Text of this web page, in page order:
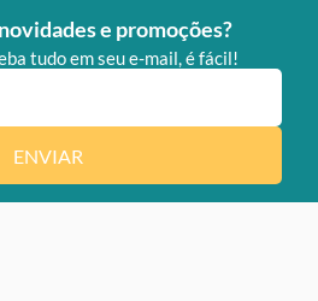
e promoções?
tudo em seu e-mail, é fácil!
ENVIAR